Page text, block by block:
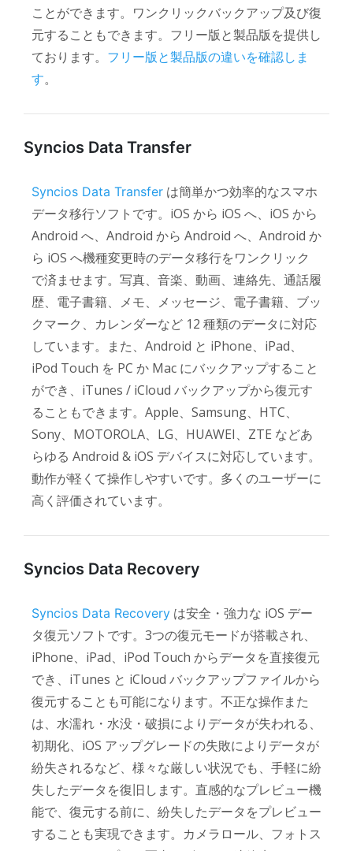
ことができます。ワンクリックバックアップ及び復
元することもできます。フリー版と製品版を提供し
ております。 フリー版と製品版の違いを確認しま
す。
Syncios Data Transfer
Syncios Data Transfer は簡単かつ効率的なスマホ
データ移行ソフトです。iOS から iOS へ、iOS から
Android へ、Android から Android へ、Android か
ら iOS へ機種変更時のデータ移行をワンクリック
で済ませます。写真、音楽、動画、連絡先、通話履
歴、電子書籍、メモ、メッセージ、電子書籍、ブッ
クマーク、カレンダーなど 12 種類のデータに対応
しています。また、Android と iPhone、iPad、
iPod Touch を PC か Mac にバックアップすること
ができ、iTunes / iCloud バックアップから復元す
ることもできます。Apple、Samsung、HTC、
Sony、MOTOROLA、LG、HUAWEI、ZTE などあ
らゆる Android & iOS デバイスに対応しています。
動作が軽くて操作しやすいです。多くのユーザーに
高く評価されています。
Syncios Data Recovery
Syncios Data Recovery は安全・強力な iOS デー
タ復元ソフトです。3つの復元モードが搭載され、
iPhone、iPad、iPod Touch からデータを直接復元
でき、iTunes と iCloud バックアップファイルから
復元することも可能になります。不正な操作また
は、水濡れ・水没・破損によりデータが失われる、
初期化、iOS アップグレードの失敗によりデータが
紛失されるなど、様々な厳しい状況でも、手軽に紛
失したデータを復旧します。直感的なプレビュー機
能で、復元する前に、紛失したデータをプレビュー
することも実現できます。カメラロール、フォトス